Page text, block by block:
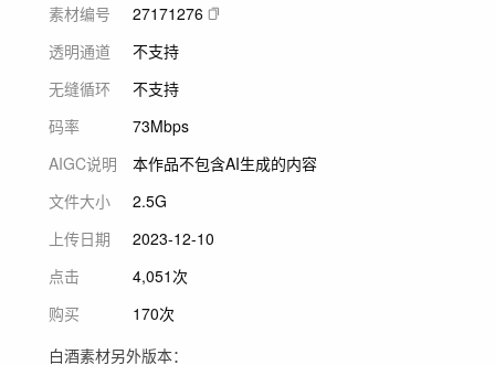
素材编号
27171276
透明通道
不支持
无缝循环
不支持
码率
73Mbps
AIGC说明
本作品不包含AI生成的内容
文件大小
2.5G
上传日期
2023-12-10
点击
4,051次
购买
170次
白酒素材另外版本：